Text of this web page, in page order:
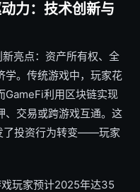
力：技术创新与
亮点：资产所有权、全
学。传统游戏中，玩家花
GameFi利用区块链实现
、交易或跨游戏互通。这
了投资行为转变——玩家
玩家预计2025年达35